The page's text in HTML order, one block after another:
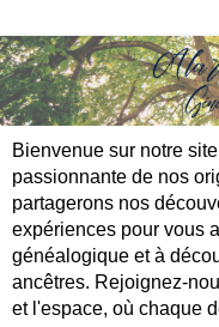
Bienvenue sur notre
passionnante de nos
partagerons nos
expériences pour vous
généalogique et à
ancêtres. Rejoignez-
et l'espace, où chaque